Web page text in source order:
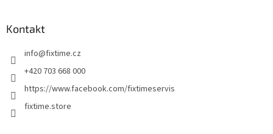
Kontakt
info@fixtime.cz
+420 703 668 000
https://www.facebook.com/fixtimeservis
fixtime.store